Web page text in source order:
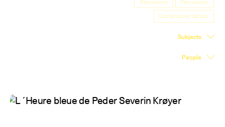
Fr
Percussion
Percussion
Compositeur danois
Subjects
People